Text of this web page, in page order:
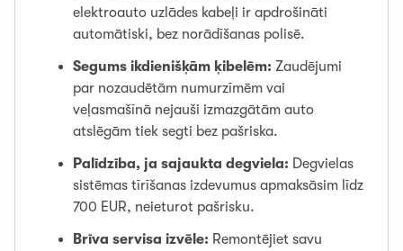
elektroauto uzlādes kabeļi ir apdrošināti
automātiski, bez norādīšanas polisē.
Segums ikdienišķām ķibelēm: Zaudējumi
par nozaudētām numurzīmēm vai
veļasmašīnā nejauši izmazgātām auto
atslēgām tiek segti bez pašriska.
Palīdzība, ja sajaukta degviela: Degvielas
sistēmas tīrīšanas izdevumus apmaksāsim līdz
700 EUR, neieturot pašrisku.
Brīva servisa izvēle: Remontējiet savu